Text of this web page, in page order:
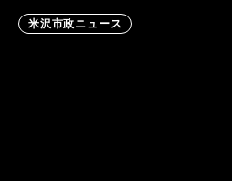
米沢市政ニュース